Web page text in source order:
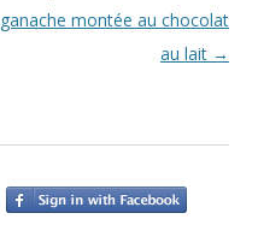
ganache montée au chocolat
au lait →